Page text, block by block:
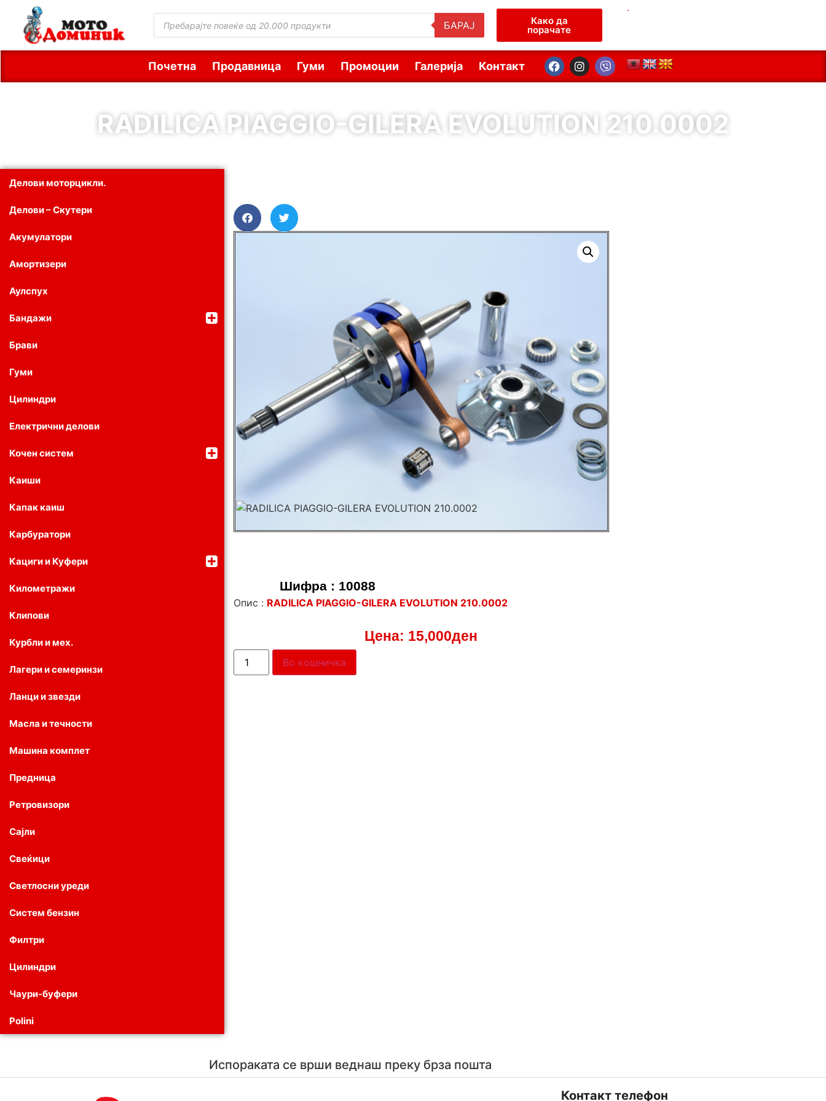
БАРАЈ Како да
порачате
.
Почетна Продавница Гуми Промоции Галерија Контакт
RADILICA PIAGGIO-GILERA EVOLUTION 210.0002
Делови моторцикли.
Делови – Скутери
Акумулатори
Амортизери
Аулспух
Бандажи
Брави
Гуми
Цилиндри
Електрични делови
Кочен систем
Каиши
Капак каиш
Карбуратори
Кациги и Куфери
Километражи
Клипови
Курбли и мех.
Лагери и семеринзи
Ланци и звезди
Масла и течности
Машина комплет
Предница
Ретровизори
Сајли
Свеќици
Светлосни уреди
Систем бензин
Филтри
Цилиндри
Чаури-буфери
Polini
Шифра : 10088
Опис : RADILICA PIAGGIO-GILERA EVOLUTION 210.0002
Цена: 15,000ден
Во кошничка
Испораката се врши веднаш преку брза пошта
Контакт телефон